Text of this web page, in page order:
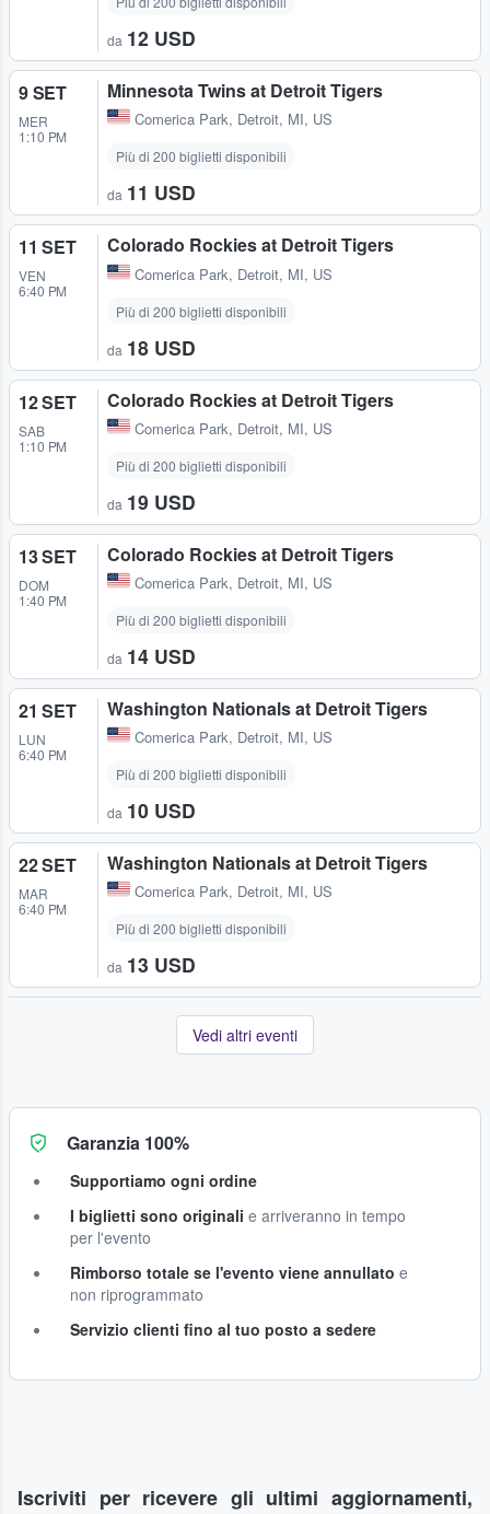
da 12 USD
9 SET
MER
1:10 PM
Minnesota Twins at Detroit Tigers
Comerica Park, Detroit, MI, US
Più di 200 biglietti disponibili
da 11 USD
11 SET
VEN
6:40 PM
Colorado Rockies at Detroit Tigers
Comerica Park, Detroit, MI, US
Più di 200 biglietti disponibili
da 18 USD
12 SET
SAB
1:10 PM
Colorado Rockies at Detroit Tigers
Comerica Park, Detroit, MI, US
Più di 200 biglietti disponibili
da 19 USD
13 SET
DOM
1:40 PM
Colorado Rockies at Detroit Tigers
Comerica Park, Detroit, MI, US
Più di 200 biglietti disponibili
da 14 USD
21 SET
LUN
6:40 PM
Washington Nationals at Detroit Tigers
Comerica Park, Detroit, MI, US
Più di 200 biglietti disponibili
da 10 USD
22 SET
MAR
6:40 PM
Washington Nationals at Detroit Tigers
Comerica Park, Detroit, MI, US
Più di 200 biglietti disponibili
da 13 USD
Vedi altri eventi
Garanzia 100%
Supportiamo ogni ordine
I biglietti sono originali e arriveranno in tempo
per l'evento
Rimborso totale se l'evento viene annullato e
non riprogrammato
Servizio clienti fino al tuo posto a sedere
Iscriviti per ricevere gli ultimi aggiornamenti,